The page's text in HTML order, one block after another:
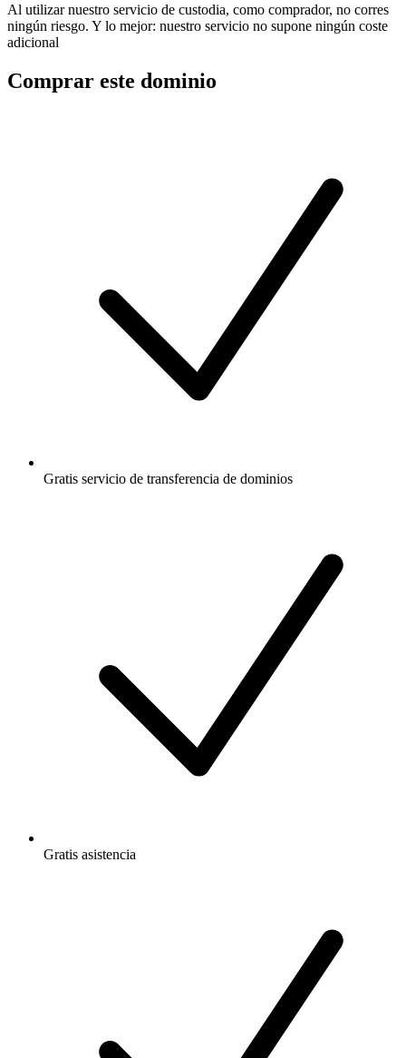
Al utilizar nuestro servicio de custodia, como comprador, no corres
ningún riesgo. Y lo mejor: nuestro servicio no supone ningún coste
adicional
Comprar este dominio
Gratis servicio de transferencia de dominios
Gratis asistencia